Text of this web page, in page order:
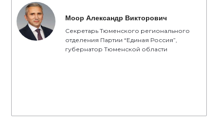
Моор Александр Викторович
Секретарь Тюменского регионального
отделения Партии “Единая Россия”,
губернатор Тюменской области